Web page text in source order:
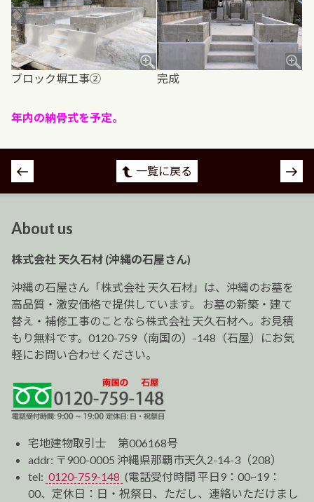
ブロック塀工事② 完成
年内の納骨式を予定。
投
稿
ゲ
ー
シ
ョ
ン
一覧に戻る
About us
株式会社 天久石材 (沖縄の石屋さん)
沖縄の石屋さん「株式会社 天久石材」は、沖縄のお墓を
高品質・激安価格で提供しています。 お墓の新築・建て
替え・補修工事のことなら株式会社 天久石材へ。お見積
もり無料です。0120-759（南国の）-148（石屋）にお気
軽にお問い合わせください。
宅地建物取引士 第006168号
addr: 〒900-0005 沖縄県那覇市天久2-14-3（208）
tel: 0120-759-148 (電話受付時間 平日9：00~19：
00、定休日：日・祝祭日、ただし、連絡いただけまし